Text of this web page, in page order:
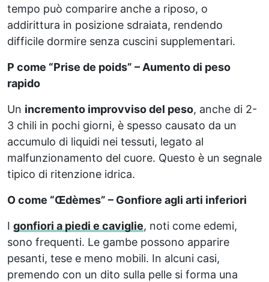
tempo può comparire anche a riposo, o
addirittura in posizione sdraiata, rendendo
difficile dormire senza cuscini supplementari.
P come “Prise de poids” – Aumento di peso
rapido
Un incremento improvviso del peso, anche di 2-
3 chili in pochi giorni, è spesso causato da un
accumulo di liquidi nei tessuti, legato al
malfunzionamento del cuore. Questo è un segnale
tipico di ritenzione idrica.
O come “Œdèmes” – Gonfiore agli arti inferiori
I gonfiori a piedi e caviglie, noti come edemi,
sono frequenti. Le gambe possono apparire
pesanti, tese e meno mobili. In alcuni casi,
premendo con un dito sulla pelle si forma una